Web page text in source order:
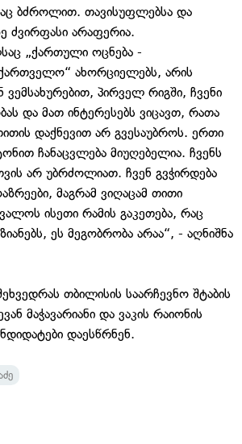
ბძროლით. თავისუფლებსა და
ძვირფასი არაფერია.
„ქართული ოცნება -
ახორციელებს, არის
პირველ რიგში, ჩვენი
და მათ ინტერესებს ვიცავთ, რათა
დაქნევით არ გვესაუბროს. ერთი
ჩანაცვლება მიუღებელია. ჩვენს
არ უბრძოლიათ. ჩვენ გვჭირდება
მაგრამ ვიღაცამ თითი
ისეთი რამის გაკეთება, რაც
ეს მეგობრობა არაა“, - აღნიშნა
თბილისის საარჩევნო შტაბის
მაჭავარიანი და ვაკის რაიონის
დაესწრნენ.